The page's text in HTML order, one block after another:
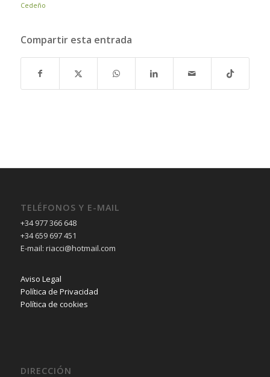
Cedeño
Compartir esta entrada
TELÉFONOS Y E-MAIL
+34 977 366 648
+34 659 697 451
E-mail: riacci@hotmail.com
Aviso Legal
Política de Privacidad
Política de cookies
DIRECCIÓN